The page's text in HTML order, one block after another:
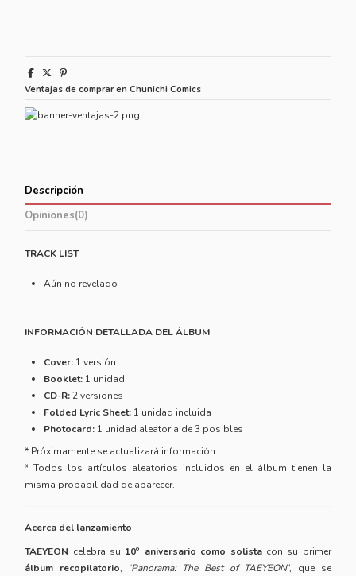
Ventajas de comprar en Chunichi Comics
Descripción
Opiniones(0)
TRACK LIST
Aún no revelado
INFORMACIÓN DETALLADA DEL ÁLBUM
Cover: 1 versión
Booklet: 1 unidad
CD-R:2 versiones
Folded Lyric Sheet: 1 unidad incluida
Photocard: 1 unidad aleatoria de 3 posibles
* Próximamente se actualizará información.
* Todos los artículos aleatorios incluidos en el álbum tienen la
misma probabilidad de aparecer.
Acerca del lanzamiento
TAEYEON celebra su 10º aniversario como solistacon su primer
álbum recopilatorio, ‘Panorama: The Best of TAEYEON’, que se